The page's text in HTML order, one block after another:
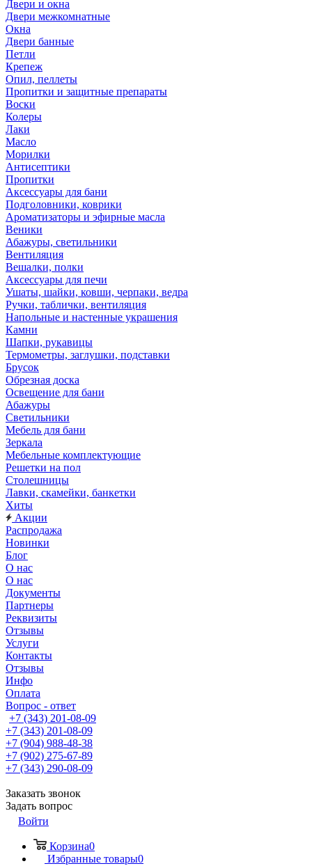
Двери и окна
Двери межкомнатные
Окна
Двери банные
Петли
Крепеж
Опил, пеллеты
Пропитки и защитные препараты
Воски
Колеры
Лаки
Масло
Морилки
Антисептики
Пропитки
Аксессуары для бани
Подголовники, коврики
Ароматизаторы и эфирные масла
Веники
Абажуры, светильники
Вентиляция
Вешалки, полки
Аксессуары для печи
Ушаты, шайки, ковши, черпаки, ведра
Ручки, таблички, вентиляция
Напольные и настенные украшения
Камни
Шапки, рукавицы
Термометры, заглушки, подставки
Брусок
Обрезная доска
Освещение для бани
Абажуры
Светильники
Мебель для бани
Зеркала
Мебельные комплектующие
Решетки на пол
Столешницы
Лавки, скамейки, банкетки
Хиты
Акции
Распродажа
Новинки
Блог
О нас
О нас
Документы
Партнеры
Реквизиты
Отзывы
Услуги
Контакты
Отзывы
Инфо
Оплата
Вопрос - ответ
+7 (343) 201-08-09
+7 (343) 201-08-09
+7 (904) 988-48-38
+7 (902) 275-67-89
+7 (343) 290-08-09
Заказать звонок
Задать вопрос
Войти
Корзина0
Избранные товары0